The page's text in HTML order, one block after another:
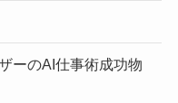
ーのAI仕事術成功物